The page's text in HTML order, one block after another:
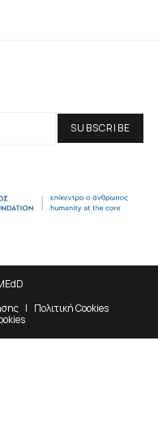
Πολιτική Cookies